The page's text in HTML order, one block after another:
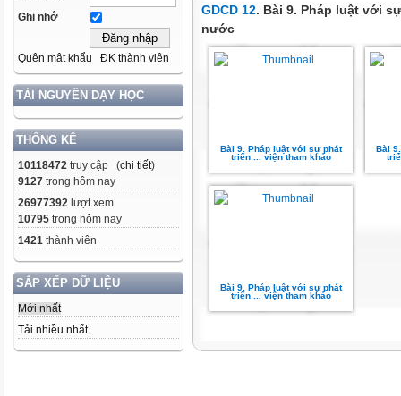
Ghi nhớ
Quên mật khẩu ĐK thành viên
TÀI NGUYÊN DẠY HỌC
THỐNG KÊ
10118472 truy cập (chi tiết)
9127 trong hôm nay
26977392 lượt xem
10795 trong hôm nay
1421 thành viên
SẮP XẾP DỮ LIỆU
Mới nhất
Tải nhiều nhất
GDCD 12. Bài 9. Pháp luật với
nước
Bài 9. Pháp luật với sự phát
triển ... viện tham khảo
Bài
Bài 9. Pháp luật với sự phát
triển ... viện tham khảo